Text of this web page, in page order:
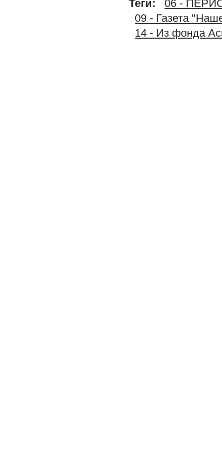
Теги:
06 -
09 - Газета
14 - Из фонда